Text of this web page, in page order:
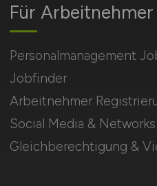
Für Arbeitnehmer
Personalmanagement
Jobfinder
Arbeitnehmer
Social Media & Networks
Gleichberechtigung &